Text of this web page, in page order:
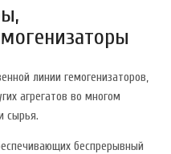
линии гемогенизаторов,
агрегатов во многом
сырья.
беспрерывный